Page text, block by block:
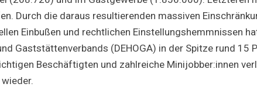
Durch die daraus resultierenden massiven
Einbußen und rechtlichen Einstellungshemmnissen
Gaststättenverbands (DEHOGA) in der Spitze rund 15
Beschäftigten und zahlreiche Minijobber:innen